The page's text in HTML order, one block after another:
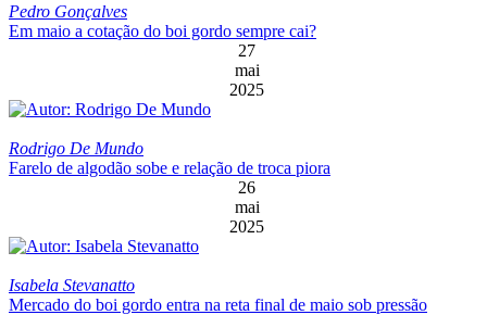
Pedro Gonçalves
Em maio a cotação do boi gordo sempre cai?
27
mai
2025
Rodrigo De Mundo
Farelo de algodão sobe e relação de troca piora
26
mai
2025
Isabela Stevanatto
Mercado do boi gordo entra na reta final de maio sob pressão